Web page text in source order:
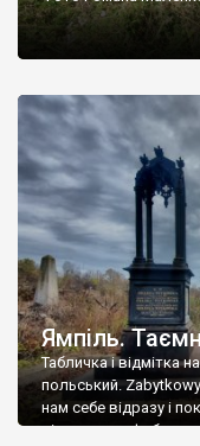
Ямпіль.
Табличка і відмітка
польський.
нам себе відразу і
віднести до